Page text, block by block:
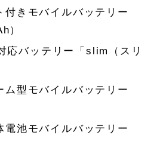
付きモバイルバッテリー
）
応バッテリー「slim（スリ
ム型モバイルバッテリー
電池モバイルバッテリー